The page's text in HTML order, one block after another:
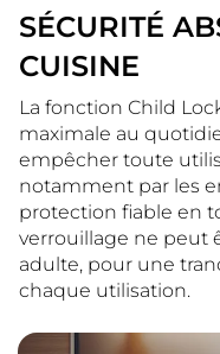
SÉCURITÉ
CUISINE
La fonction Child
maximale au
empêcher toute
notamment par les
protection fiable en
verrouillage ne peut
adulte, pour une
chaque utilisation.